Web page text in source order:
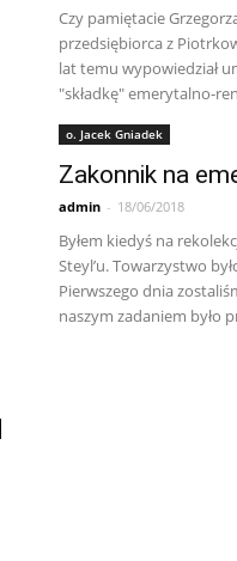
Czy pamiętacie
przedsiębiorca z
lat temu wypowiedział
"składkę" emerytalno-
o. Jacek Gniadek
Zakonnik na
admin - 18/06/2018
Byłem kiedyś na
Steyl’u. Towarzystwo
Pierwszego dnia
naszym zadaniem było